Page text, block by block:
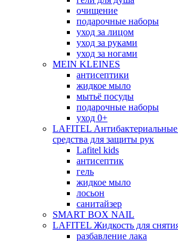
очищение
подарочные наборы
уход за лицом
уход за руками
уход за ногами
MEIN KLEINES
антисептики
жидкое мыло
мытьё посуды
подарочные наборы
уход 0+
LAFITEL Антибактериальные
средства для защиты рук
Lafitel kids
антисептик
гель
жидкое мыло
лосьон
санитайзер
SMART BOX NAIL
LAFITEL Жидкость для
разбавление лака